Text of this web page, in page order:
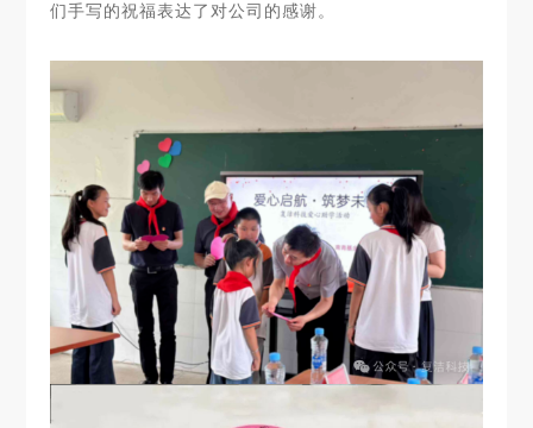
们手写的祝福表达了对公司的感谢。